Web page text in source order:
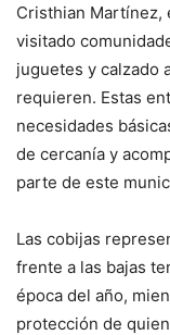
Cristhian Martínez,
visitado
juguetes y calzado
requieren. Estas
necesidades
de cercanía y
parte de este
Las cobijas
frente a las bajas
época del año,
protección de